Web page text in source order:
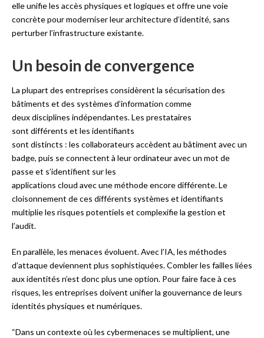
elle unifie les accès physiques et logiques et offre une voie
concrète pour moderniser leur architecture d’identité, sans
perturber l’infrastructure existante.
Un besoin de convergence
La plupart des entreprises considèrent la sécurisation des
bâtiments et des systèmes d’information comme
deux disciplines indépendantes. Les prestataires
sont différents et les identifiants
sont distincts : les collaborateurs accèdent au bâtiment avec un
badge, puis se connectent à leur ordinateur avec un mot de
passe et s’identifient sur les
applications cloud avec une méthode encore différente. Le
cloisonnement de ces différents systèmes et identifiants
multiplie les risques potentiels et complexifie la gestion et
l’audit.
En parallèle, les menaces évoluent. Avec l’IA, les méthodes
d’attaque deviennent plus sophistiquées. Combler les failles liées
aux identités n’est donc plus une option. Pour faire face à ces
risques, les entreprises doivent unifier la gouvernance de leurs
identités physiques et numériques.
“Dans un contexte où les cybermenaces se multiplient, une